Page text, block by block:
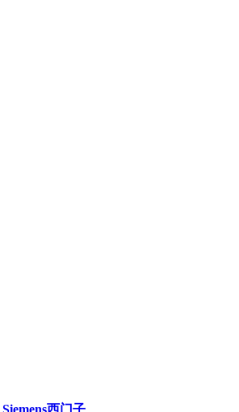
Siemens西门子